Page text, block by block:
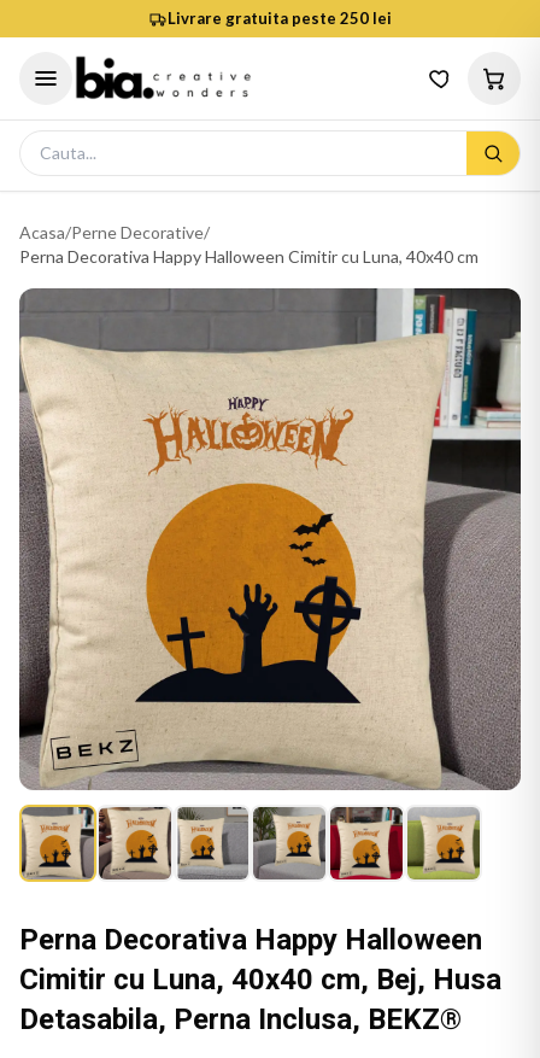
Livrare gratuita peste 250 lei
Acasa/Perne Decorative/
Perna Decorativa Happy Halloween Cimitir cu Luna, 40x40 cm
Perna Decorativa Happy Halloween
Cimitir cu Luna, 40x40 cm, Bej, Husa
Detasabila, Perna Inclusa, BEKZ®